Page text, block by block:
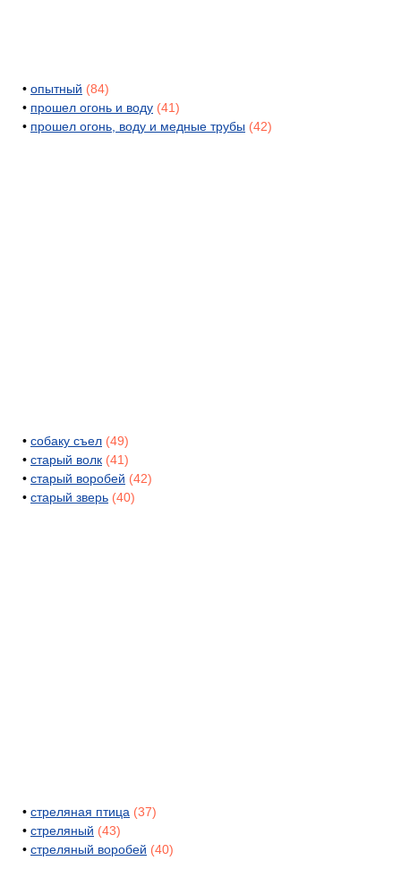
• опытный (84)
• прошел огонь и воду (41)
• прошел огонь, воду и медные трубы (42)
• собаку съел (49)
• старый волк (41)
• старый воробей (42)
• старый зверь (40)
• стреляная птица (37)
• стреляный (43)
• стреляный воробей (40)